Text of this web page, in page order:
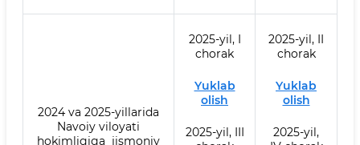
2024 va 2025-yillarida
Navoiy viloyati
hokimligiga jismoniy
2025-yil, I
chorak
Yuklab
olish
2025-yil, III
2025-yil, II
chorak
Yuklab
olish
2025-yil,